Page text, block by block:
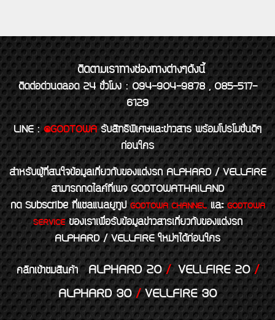
ติดตามเราทางช่องทางต่างๆดังนี้
ติดต่อด่วนตลอด 24 ชั่วโมง : 094-904-9878 , 085-517-
6129
LINE : @GODTOWA รับสิทธิพิเศษและข่าวสาร พร้อมโปรโมชั่นดีๆ
ก่อนใคร
สำหรับผู้ที่สนใจข้อมูลเกี่ยวกับของแต่งรถ ALPHARD / VELLFIRE
สามารถกดไลค์ที่เพจ GODTOWATHAILAND
กด Subscribe ที่แชลแนลยูทูป GODTOWA CHANNELและGODTOWA
SERVICEของเราเพื่อรับข้อมูลข่าวสารเกี่ยวกับของแต่งรถ
ALPHARD / VELLFIRE ใหม่ๆได้ก่อนใคร
คลิกเข้าชมสินค้า ALPHARD 20/VELLFIRE 20/
ALPHARD 30/VELLFIRE 30